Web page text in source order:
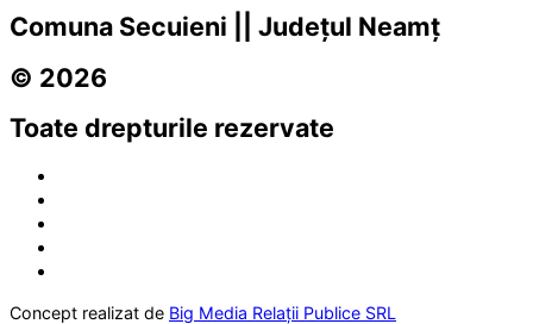
Comuna Secuieni || Județul Neamț
© 2026
Toate drepturile rezervate
Concept realizat de Big Media Relații Publice SRL